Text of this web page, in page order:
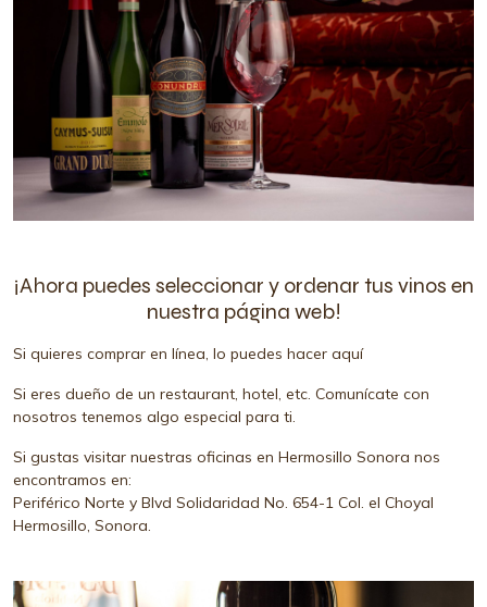
¡Ahora puedes seleccionar y ordenar tus vinos en
nuestra página web!
Si quieres comprar en línea, lo puedes hacer aquí
Si eres dueño de un restaurant, hotel, etc. Comunícate con
nosotros tenemos algo especial para ti.
Si gustas visitar nuestras oficinas en Hermosillo Sonora nos
encontramos en:
Periférico Norte y Blvd Solidaridad No. 654-1 Col. el Choyal
Hermosillo, Sonora.